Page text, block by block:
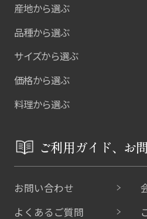
産地から選ぶ
品種から選ぶ
サイズから選ぶ
価格から選ぶ
料理から選ぶ
ご利用ガイド、お
お問い合わせ
よくあるご質問